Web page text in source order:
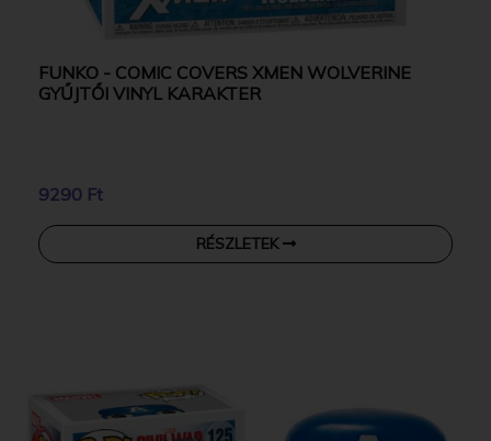
FUNKO - COMIC COVERS XMEN WOLVERINE
GYŰJTŐI VINYL KARAKTER
9290 Ft
RÉSZLETEK